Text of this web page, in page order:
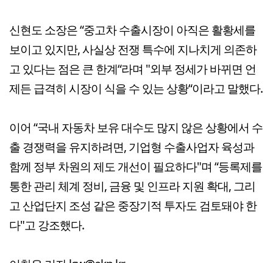
신현도 소장은 “중고차 수출시장이 아직은 활황세를
보이고 있지만, 사실상 전쟁 특수에 지나치게 의존하
고 있다는 점은 큰 한계“라며 "외부 정세가 바뀌면 언
제든 급격히 시장이 식을 수 있는 상황“이라고 말했다.
이어 “국내 자동차 보유 대수도 많지 않은 상황에서 수
출 경쟁력을 유지하려면, 기업형 수출사업자 육성과
함께 정부 차원의 제도 개선이 필요하다"며 “등록제를
통한 관리 체계 정비, 금융 및 인프라 지원 확대, 그리
고 산업단지 조성 같은 중장기적 투자도 검토돼야 한
다"고 강조했다.